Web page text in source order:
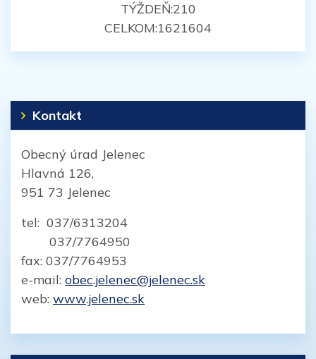
TÝŽDEŇ:210
CELKOM:1621604
Kontakt
Obecný úrad Jelenec
Hlavná 126,
951 73 Jelenec
tel: 037/6313204
037/7764950
fax: 037/7764953
e-mail: obec.jelenec@jelenec.sk
web: www.jelenec.sk